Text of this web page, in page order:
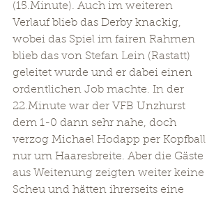
(15.Minute). Auch im weiteren
Verlauf blieb das Derby knackig,
wobei das Spiel im fairen Rahmen
blieb das von Stefan Lein (Rastatt)
geleitet wurde und er dabei einen
ordentlichen Job machte. In der
22.Minute war der VFB Unzhurst
dem 1-0 dann sehr nahe, doch
verzog Michael Hodapp per Kopfball
nur um Haaresbreite. Aber die Gäste
aus Weitenung zeigten weiter keine
Scheu und hätten ihrerseits eine